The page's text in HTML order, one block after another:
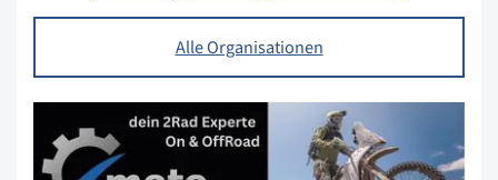
Alle Organisationen